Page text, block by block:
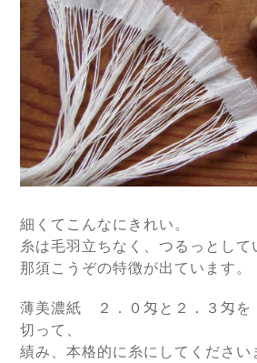
細くてこんなにきれい。
糸は毛羽立ちなく、つるっとして
那須こうぞの特徴が出ています。
薄美濃紙 ２．０匁と２．３匁
切って、
績み、本格的に糸にしてください